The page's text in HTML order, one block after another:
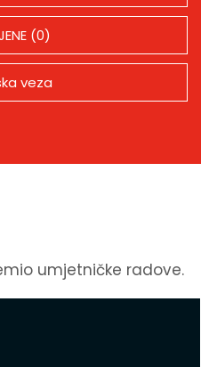
(0)
veza
umjetničke radove.